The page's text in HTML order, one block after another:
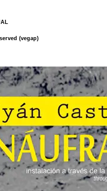
(vegap)